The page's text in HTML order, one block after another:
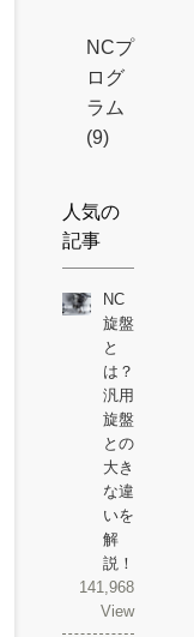
NCプ
ログ
ラム
(9)
人気の
記事
NC
旋盤
と
は？
汎用
旋盤
との
大き
な違
いを
解
説！
141,968
View